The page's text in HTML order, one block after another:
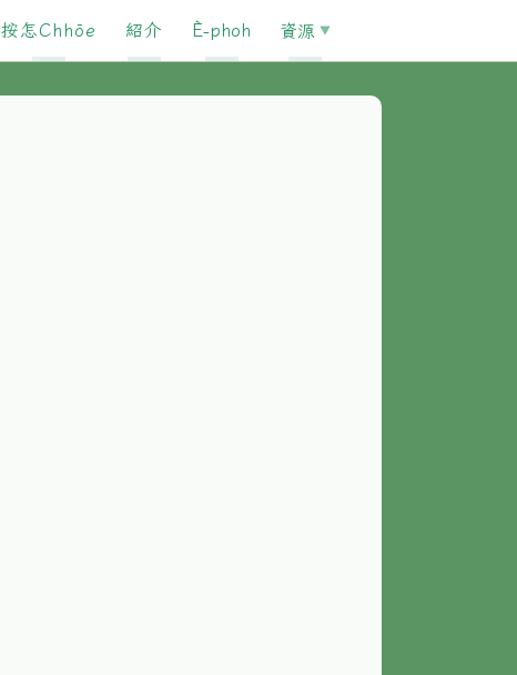
按怎Chhōe 紹介 È-phoh 資源